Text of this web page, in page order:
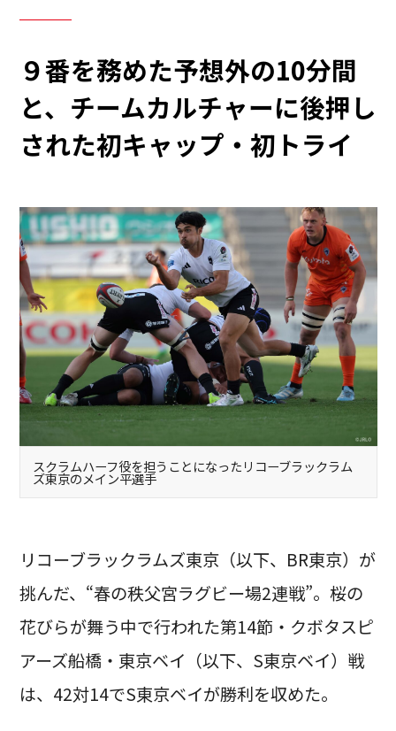
９番を務めた予想外の10分間
と、チームカルチャーに後押し
された初キャップ・初トライ
スクラムハーフ役を担うことになったリコーブラックラム
ズ東京のメイン平選手
リコーブラックラムズ東京（以下、BR東京）が
挑んだ、“春の秩父宮ラグビー場2連戦”。桜の
花びらが舞う中で行われた第14節・クボタスピ
アーズ船橋・東京ベイ（以下、S東京ベイ）戦
は、42対14でS東京ベイが勝利を収めた。